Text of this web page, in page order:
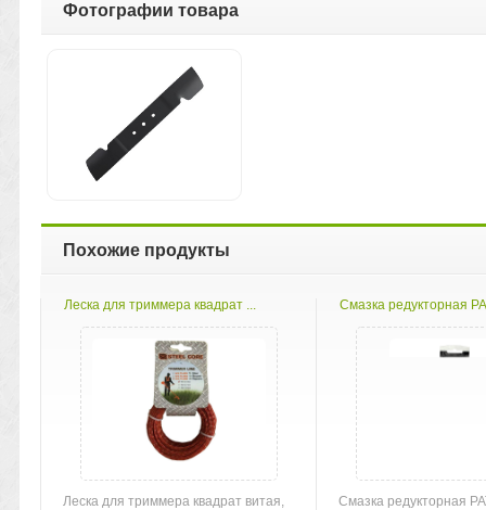
Фотографии товара
Похожие продукты
Леска для триммера квадрат ...
Леска для триммера квадрат витая,
Смазка редукторная
Смазка редукторная